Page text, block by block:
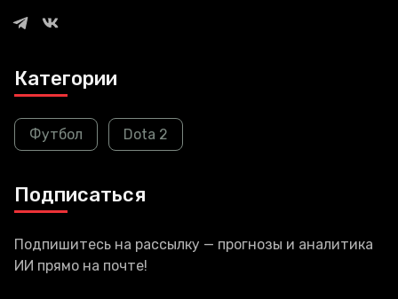
Категории
Футбол Dota 2
Подписаться
Подпишитесь на рассылку — прогнозы и аналитика
ИИ прямо на почте!